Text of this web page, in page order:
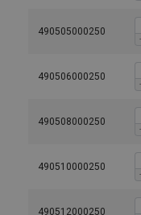
490505000250
490506000250
490508000250
490510000250
490512000250
Uzmanību: